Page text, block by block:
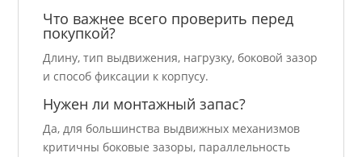
Что важнее всего проверить перед
покупкой?
Длину, тип выдвижения, нагрузку, боковой зазор
и способ фиксации к корпусу.
Нужен ли монтажный запас?
Да, для большинства выдвижных механизмов
критичны боковые зазоры, параллельность